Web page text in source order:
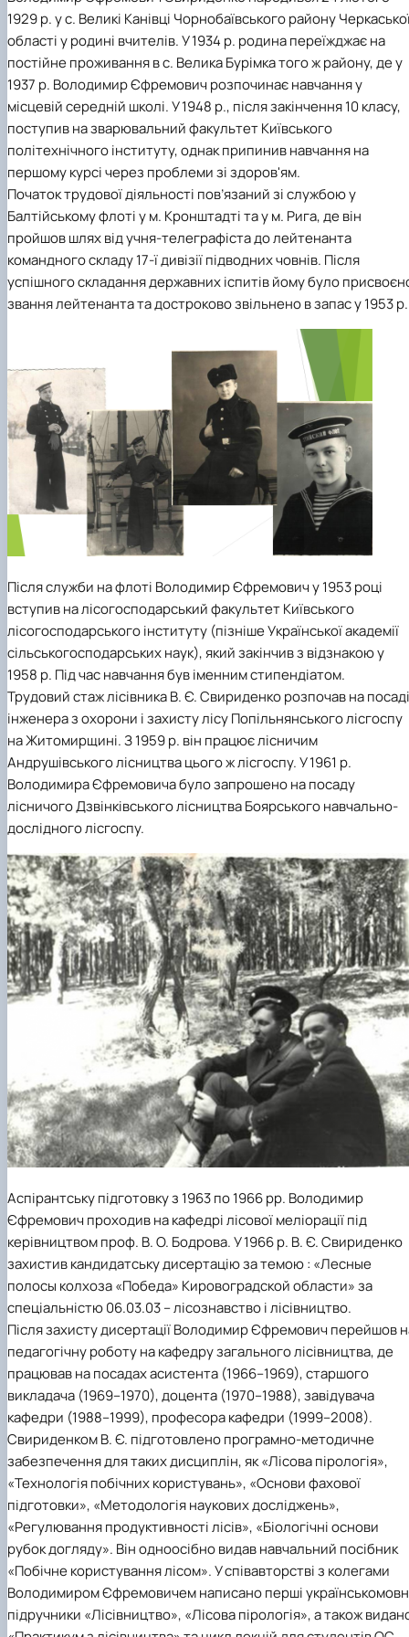
СЕРГА Петро Грирорович (18.06.1999 -
17.04.2024 р.), студент 2-го курсу 2024 рі…
СОЛОВЙОВ Сергій Олександрович
(08.06.1983 - 27.09.2022 р.), випускник 2017
року.
СОРОКА Олександр Григорович
03.07.2023 р.), випускник 2019 року.
СТЕПАНОВ Віталій Анатолійович
- 20.05.2022 р.), випускник 1999 року.
ТЕРЕЩЕНКО Ростислав Віталійович
- 28.12.2023 р.), студент 2 курсу з…
ТУШАКОВСЬКИЙ Борис Олександрович
(02.05.1981 - 02.02.2025 р.), випускник 2003 р…
ШЕВЧЕНКО Володимир В’ячеславович
(30.06.1965 - 03.2022 р.), випускник 1992 року.
ШИНКАРЬОВ Олексій Сергійович
ЯРЕМА Микола Юрійович (13.12.1973 -
18.12.2022 р.), випускник 1996 року.
1929 р. у с. Великі Канівці Чорнобаївського району
області у родині вчителів. У 1934 р. родина переїжджає на
постійне проживання в с. Велика Бурімка того ж району, де у
1937 р. Володимир Єфремович розпочинає навчання у
місцевій середній школі. У 1948 p., після закінчення 10 класу,
поступив на зварювальний факультет Київського
політехнічного інституту, однак припинив навчання на
першому курсі через проблеми зі здоров'ям.
Початок трудової діяльності пов’язаний зі службою у
Балтійському флоті у м. Кронштадті та у м. Рига, де він
пройшов шлях від учня-телеграфіста до лейтенанта
командного складу 17-ї дивізії підводних човнів. Після
успішного складання державних іспитів йому було
звання лейтенанта та достроково звільнено в запас у 1953 р.
Після служби на флоті Володимир Єфремович у 1953 році
вступив на лісогосподарський факультет Київського
лісогосподарського інституту (пізніше Української академії
сільськогосподарських наук), який закінчив з відзнакою у
1958 р. Під час навчання був іменним стипендіатом.
Трудовий стаж лісівника В. Є. Свириденко розпочав на посаді
інженера з охорони і захисту лісу Попільнянського лісгоспу
на Житомирщині. З 1959 р. він працює лісничим
Андрушівського лісництва цього ж лісгоспу. У 1961 р.
Володимира Єфремовича було запрошено на посаду
лісничого Дзвінківського лісництва Боярського навчально-
дослідного лісгоспу.
Аспірантську підготовку з 1963 по 1966 рр. Володимир
Єфремович проходив на кафедрі лісової меліорації під
керівництвом проф. В. О. Бодрова. У 1966 р. В. Є. Свириденко
захистив кандидатську дисертацію за темою : «Лесные
полосы колхоза «Победа» Кировоградской области» за
спеціальністю 06.03.03 – лісознавство і лісівництво.
Після захисту дисертації Володимир Єфремович перейшов
педагогічну роботу на кафедру загального лісівництва, де
працював на посадах асистента (1966–1969), старшого
викладача (1969–1970), доцента (1970–1988), завідувача
кафедри (1988–1999), професора кафедри (1999–2008).
Свириденком В. Є. підготовлено програмно-методичне
забезпечення для таких дисциплін, як «Лісова пірологія»,
«Технологія побічних користувань», «Основи фахової
підготовки», «Методологія наукових досліджень»,
«Регулювання продуктивності лісів», «Біологічні основи
рубок догляду». Він одноосібно видав навчальний посібник
«Побічне користування лісом». У співавторстві з колегами
Володимиром Єфремовичем написано перші
підручники «Лісівництво», «Лісова пірологія», а також